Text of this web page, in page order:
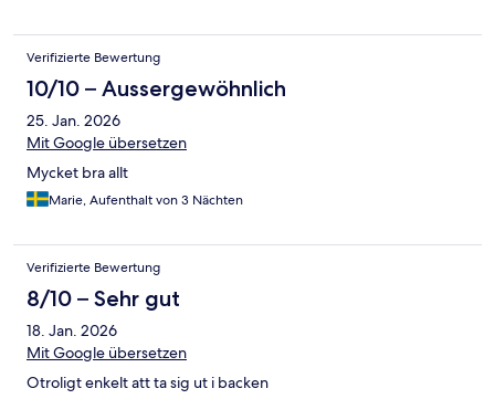
Verifizierte Bewertung
10/10 – Aussergewöhnlich
25. Jan. 2026
Mit Google übersetzen
Mycket bra allt
Marie, Aufenthalt von 3 Nächten
Verifizierte Bewertung
8/10 – Sehr gut
18. Jan. 2026
Mit Google übersetzen
Otroligt enkelt att ta sig ut i backen